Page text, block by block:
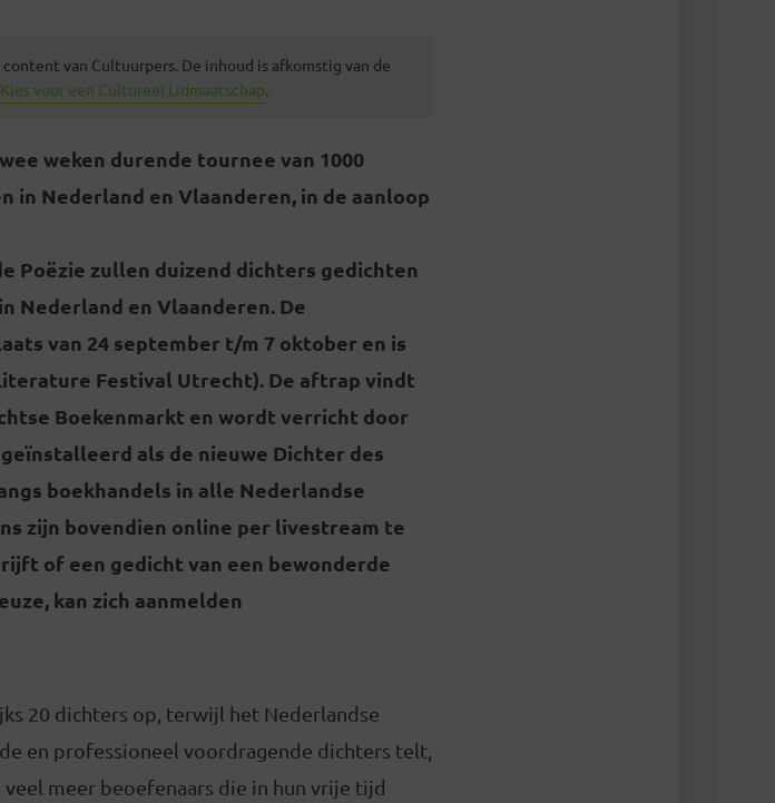
van Cultuurpers. De inhoud is afkomstig van de
Kies voor een Cultureel Lidmaatschap.
weken durende tournee van 1000
in Nederland en Vlaanderen, in de aanloop
Poëzie zullen duizend dichters gedichten
Nederland en Vlaanderen. De
van 24 september t/m 7 oktober en is
Festival Utrecht). De aftrap vindt
Boekenmarkt en wordt verricht door
als de nieuwe Dichter des
boekhandels in alle Nederlandse
zijn bovendien online per livestream te
of een gedicht van een bewonderde
kan zich aanmelden
20 dichters op, terwijl het Nederlandse
en professioneel voordragende dichters telt,
meer beoefenaars die in hun vrije tijd